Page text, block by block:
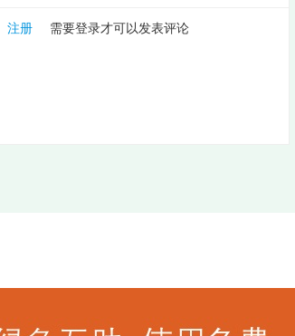
注册 需要登录才可以发表评论